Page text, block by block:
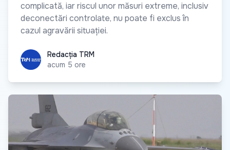
complicată, iar riscul unor măsuri extreme, inclusiv
deconectări controlate, nu poate fi exclus în
cazul agravării situației.
Redacția TRM
Redacția TRM
acum 5 ore